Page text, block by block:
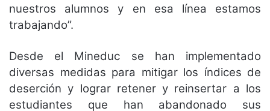
nuestros alumnos y en esa línea estamos
trabajando”.
Desde el Mineduc se han implementado
diversas medidas para mitigar los índices de
deserción y lograr retener y reinsertar a los
estudiantes que han abandonado sus